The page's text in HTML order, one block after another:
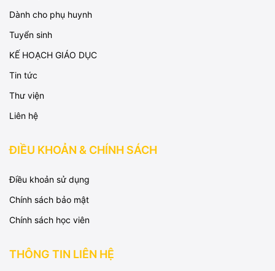
Dành cho phụ huynh
Tuyển sinh
KẾ HOẠCH GIÁO DỤC
Tin tức
Thư viện
Liên hệ
ĐIỀU KHOẢN & CHÍNH SÁCH
Điều khoản sử dụng
Chính sách bảo mật
Chính sách học viên
THÔNG TIN LIÊN HỆ